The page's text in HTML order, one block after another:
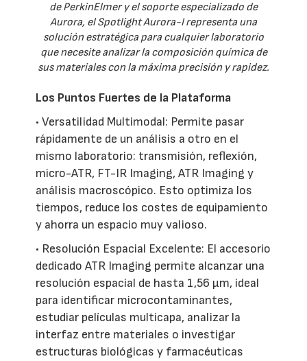
de PerkinElmer y el soporte especializado de
Aurora, el Spotlight Aurora-I representa una
solución estratégica para cualquier laboratorio
que necesite analizar la composición química de
sus materiales con la máxima precisión y rapidez.
Los Puntos Fuertes de la Plataforma
• Versatilidad Multimodal: Permite pasar
rápidamente de un análisis a otro en el
mismo laboratorio: transmisión, reflexión,
micro-ATR, FT-IR Imaging, ATR Imaging y
análisis macroscópico. Esto optimiza los
tiempos, reduce los costes de equipamiento
y ahorra un espacio muy valioso.
• Resolución Espacial Excelente: El accesorio
dedicado ATR Imaging permite alcanzar una
resolución espacial de hasta 1,56 µm, ideal
para identificar microcontaminantes,
estudiar películas multicapa, analizar la
interfaz entre materiales o investigar
estructuras biológicas y farmacéuticas